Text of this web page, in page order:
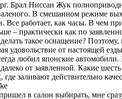
Брал Ниссан Жук
В смешанном режиме
Все работает, как часы. В чем
– практически как по
такое оснащение?
удовольствие от настоящей
любил японские
от заявленной. Какие
, где заливают действительно
в салон выбирать, мне